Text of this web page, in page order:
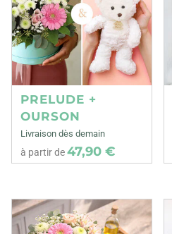
PRELUDE +
OURSON
Livraison dès demain
à partir de47,90 €